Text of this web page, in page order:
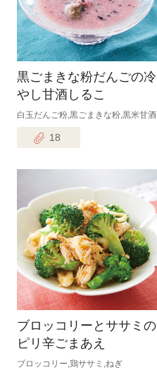
黒ごまきな粉だんごの冷
やし甘酒しるこ
白玉だんご粉,黒ごまきな粉,黒米甘酒
18
ブロッコリーとササミの
ピリ辛ごまあえ
ブロッコリー,鶏ササミ,ねぎ